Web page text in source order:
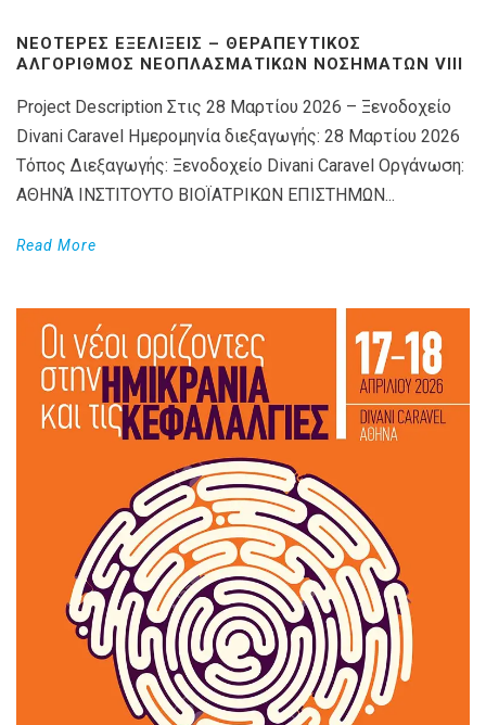
ΝΕΌΤΕΡΕΣ ΕΞΕΛΊΞΕΙΣ – ΘΕΡΑΠΕΥΤΙΚΌΣ
ΑΛΓΌΡΙΘΜΟΣ ΝΕΟΠΛΑΣΜΑΤΙΚΏΝ ΝΟΣΗΜΆΤΩΝ VIIΙ
Project Description Στις 28 Μαρτίου 2026 – Ξενοδοχείο
Divani Caravel Ημερομηνία διεξαγωγής: 28 Μαρτίου 2026
Τόπος Διεξαγωγής: Ξενοδοχείο Divani Caravel Οργάνωση:
ΑΘΗΝΆ ΙΝΣΤΙΤΟΥΤΟ ΒΙΟΪΑΤΡΙΚΩΝ ΕΠΙΣΤΗΜΩΝ...
Read More